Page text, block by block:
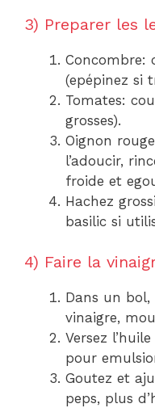
3) Preparer les
Concombre:
(epépinez si
Tomates:
grosses).
Oignon
l’adoucir,
froide et
Hachez
basilic si
4) Faire la
Dans un
vinaigre,
Versez
pour
Goutez et
peps, plus